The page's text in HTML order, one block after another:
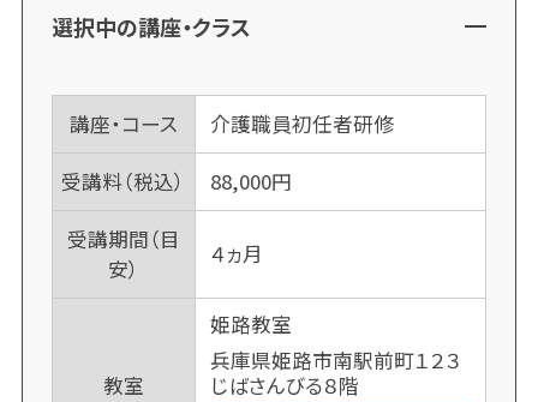
選択中の講座・クラス
講座・コース
介護職員初任者研修
受講料（税込）
88,000円
受講期間（目
安）
４ヵ月
教室
姫路教室
兵庫県姫路市南駅前町１２３
じばさんびる８階